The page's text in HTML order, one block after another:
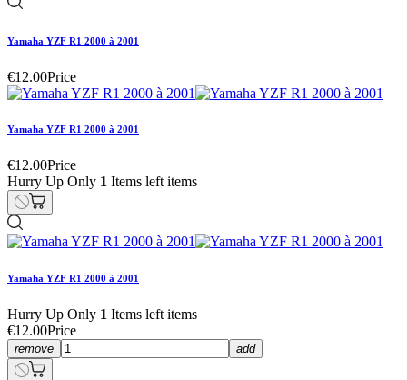
Yamaha YZF R1 2000 à 2001
€12.00Price
Yamaha YZF R1 2000 à 2001
€12.00Price
Hurry Up Only 1 Items left items
Yamaha YZF R1 2000 à 2001
Hurry Up Only 1 Items left items
€12.00Price
remove add